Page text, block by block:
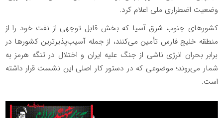
وضعیت اضطراری ملی اعلام کرد.
کشورهای جنوب شرق آسیا که بخش قابل توجهی از نفت خود را از
منطقه خلیج فارس تأمین می‌کنند، از جمله آسیب‌پذیرترین کشورها در
برابر بحران انرژی ناشی از جنگ علیه ایران و اختلال در تنگه هرمز به
شمار می‌روند؛ موضوعی که در دستور کار اصلی این نشست قرار داشته
است.